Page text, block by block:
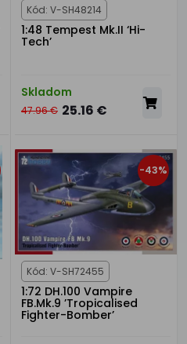
Kód: V-SH48214
1:48 Tempest Mk.II ‘Hi-
Tech’
Skladom
47.96 € 25.16 €
-43%
Kód: V-SH72455
1:72 DH.100 Vampire
FB.Mk.9 ’Tropicalised
Fighter-Bomber’